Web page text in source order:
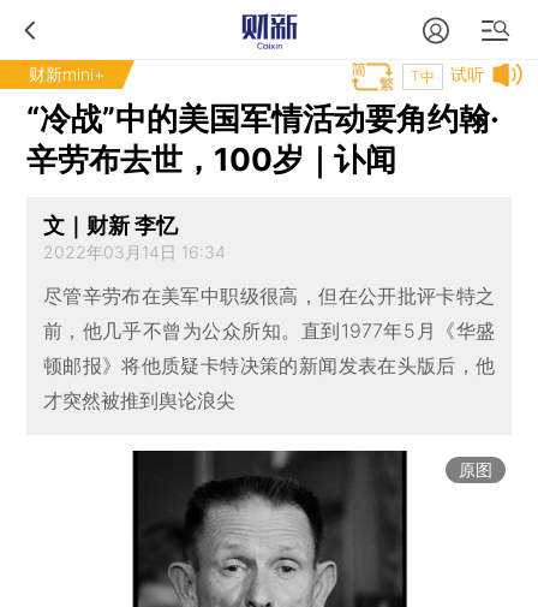
财新mini+ 试听
T中
“冷战”中的美国军情活动要角约翰·
辛劳布去世，100岁｜讣闻
文｜财新 李忆
2022年03月14日 16:34
尽管辛劳布在美军中职级很高，但在公开批评卡特之
前，他几乎不曾为公众所知。直到1977年5月《华盛
顿邮报》将他质疑卡特决策的新闻发表在头版后，他
才突然被推到舆论浪尖
原图